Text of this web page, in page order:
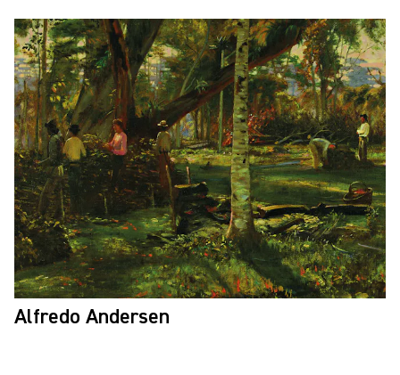
Alfredo Andersen